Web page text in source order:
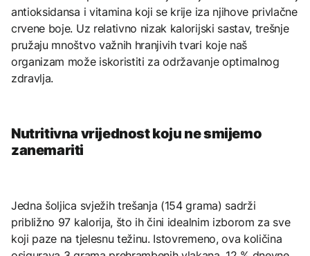
antioksidansa i vitamina koji se krije iza njihove privlačne
crvene boje. Uz relativno nizak kalorijski sastav, trešnje
pružaju mnoštvo važnih hranjivih tvari koje naš
organizam može iskoristiti za održavanje optimalnog
zdravlja.
Nutritivna vrijednost koju ne smijemo
zanemariti
Jedna šoljica svježih trešanja (154 grama) sadrži
približno 97 kalorija, što ih čini idealnim izborom za sve
koji paze na tjelesnu težinu. Istovremeno, ova količina